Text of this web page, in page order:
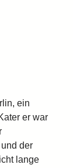
ein
er war
der
lange